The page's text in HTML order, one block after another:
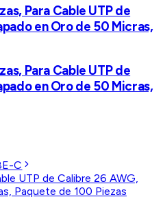
Para Cable UTP de
en Oro de 50 Micras,
Para Cable UTP de
en Oro de 50 Micras,
C